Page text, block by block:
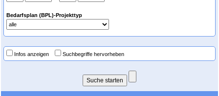
Bedarfsplan (BPL)-Projekttyp
Infos anzeigen Suchbegriffe hervorheben